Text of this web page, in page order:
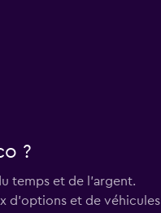
?
temps et de l'argent.
d'options et de véhicules